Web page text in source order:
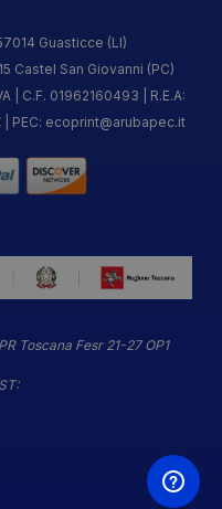
Guasticce (LI)
Castel San Giovanni (PC)
| C.F. 01962160493 | R.E.A:
PEC: ecoprint@arubapec.it
Toscana Fesr 21-27 OP1